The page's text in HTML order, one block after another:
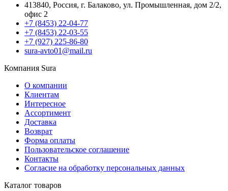
413840, Россия, г. Балаково, ул. Промышленная, дом 2/2,
офис 2
+7 (8453) 22-04-77
+7 (8453) 22-03-55
+7 (927) 225-86-80
sura-avto01@mail.ru
Компания Sura
О компании
Клиентам
Интересное
Ассортимент
Доставка
Возврат
Форма оплаты
Пользовательское соглашение
Контакты
Согласие на обработку персональных данных
Каталог товаров